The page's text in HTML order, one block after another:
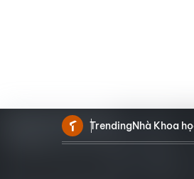
TrendingNhà Khoa